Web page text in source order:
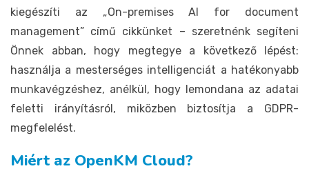
kiegészíti az „On-premises AI for document
management” című cikkünket – szeretnénk segíteni
Önnek abban, hogy megtegye a következő lépést:
használja a mesterséges intelligenciát a hatékonyabb
munkavégzéshez, anélkül, hogy lemondana az adatai
feletti irányításról, miközben biztosítja a GDPR-
megfelelést.
Miért az OpenKM Cloud?